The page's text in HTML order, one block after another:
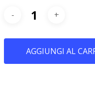
AGGIUNGI AL